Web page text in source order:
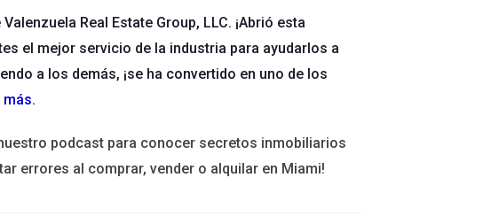
inmobiliario está en constante evolución, y lo que
dispuesto a aprender y ajustar las estrategias según sea
Real Estate Group, LLC. ¡Abrió esta
el mejor servicio de la industria para ayudarlos a
a los demás, ¡se ha convertido en uno de los
más.
podcast para conocer secretos inmobiliarios
errores al comprar, vender o alquilar en Miami!